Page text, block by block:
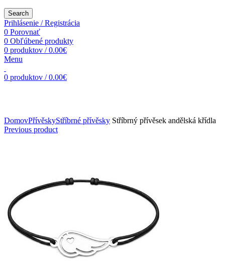
Search
Prihlásenie / Registrácia
0 Porovnať
0 Obľúbené produkty
0 produktov / 0.00€
Menu
0 produktov / 0.00€
DomovPřívěskyStříbrné přívěsky Stříbrný přívěsek andělská křídla
Previous product